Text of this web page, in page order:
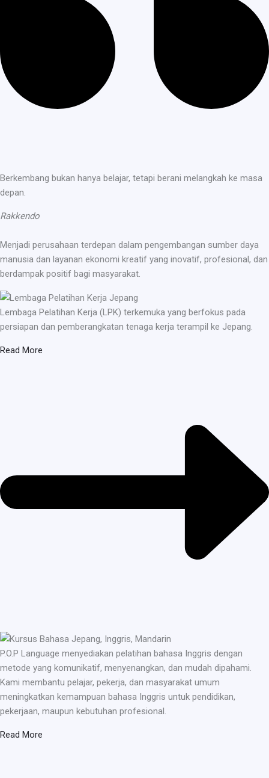
Berkembang bukan hanya belajar, tetapi berani melangkah ke masa
depan.
Rakkendo
Menjadi perusahaan terdepan dalam pengembangan sumber daya
manusia dan layanan ekonomi kreatif yang inovatif, profesional, dan
berdampak positif bagi masyarakat.
Lembaga Pelatihan Kerja (LPK) terkemuka yang berfokus pada
persiapan dan pemberangkatan tenaga kerja terampil ke Jepang.
Read More
P.O.P Language menyediakan pelatihan bahasa Inggris dengan
metode yang komunikatif, menyenangkan, dan mudah dipahami.
Kami membantu pelajar, pekerja, dan masyarakat umum
meningkatkan kemampuan bahasa Inggris untuk pendidikan,
pekerjaan, maupun kebutuhan profesional.
Read More